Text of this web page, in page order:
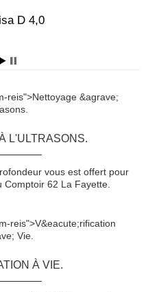
D 4,0
L'ULTRASONS.
vous est offert pour
Comptoir 62 La Fayette.
À VIE.